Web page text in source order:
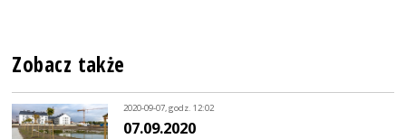
Zobacz także
2020-09-07, godz. 12:02
07.09.2020